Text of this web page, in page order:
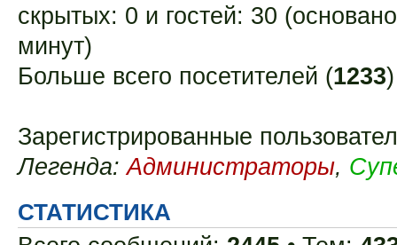
скрытых: 0 и гостей: 30
минут)
Больше всего посетителей (1233
Зарегистрированные
Легенда:Администраторы,
СТАТИСТИКА